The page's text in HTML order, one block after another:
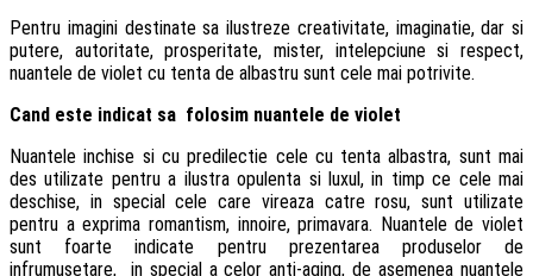
Pentru imagini destinate sa ilustreze creativitate, imaginatie, dar si
putere, autoritate, prosperitate, mister, intelepciune si respect,
nuantele de violet cu tenta de albastru sunt cele mai potrivite.
Cand este indicat sa folosim nuantele de violet
Nuantele inchise si cu predilectie cele cu tenta albastra, sunt mai
des utilizate pentru a ilustra opulenta si luxul, in timp ce cele mai
deschise, in special cele care vireaza catre rosu, sunt utilizate
pentru a exprima romantism, innoire, primavara. Nuantele de violet
sunt foarte indicate pentru prezentarea produselor de
infrumusetare, in special a celor anti-aging, de asemenea nuantele